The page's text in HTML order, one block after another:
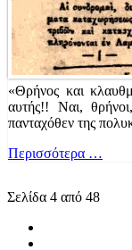
«Θρήνος και
αυτής!! Ναι,
πανταχόθεν της
Περισσότερα …
Σελίδα 4 από 48